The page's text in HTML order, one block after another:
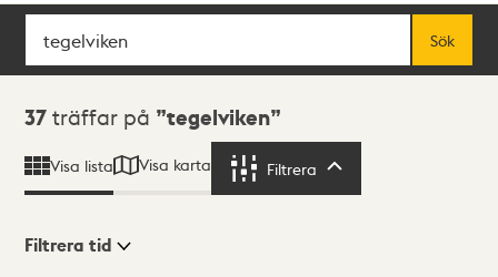
Sök
Sök
Sökresultat
37 träffar på tegelviken
Visa lista Visa karta Filtrera
Filtrera tid